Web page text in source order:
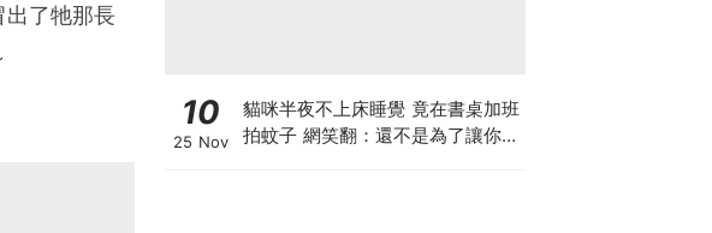
出了牠那長
10
25 Nov
貓咪半夜不上床睡覺 竟在書桌加班
拍蚊子 網笑翻：還不是為了讓你睡